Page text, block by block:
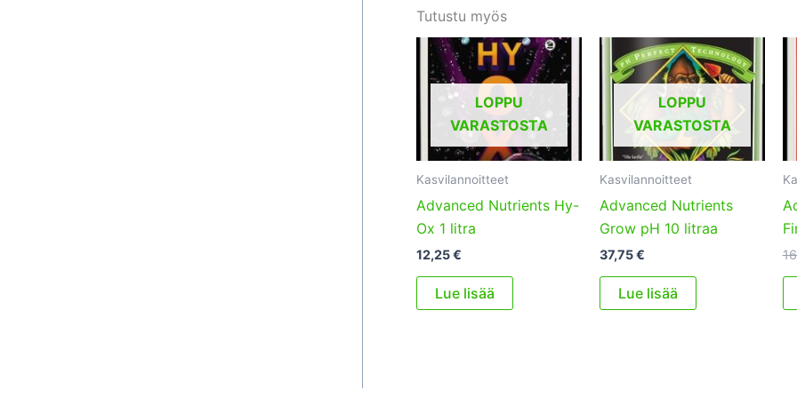
Tutustu myös
LOPPU
VARASTOSTA
Kasvilannoitteet
Advanced Nutrients Hy-
Ox 1 litra
12,25€
Lue lisää
LOPPU
VARASTOSTA
Kasvilannoitteet
Advanced Nutrients
Grow pH 10 litraa
37,75€
Lue lisää